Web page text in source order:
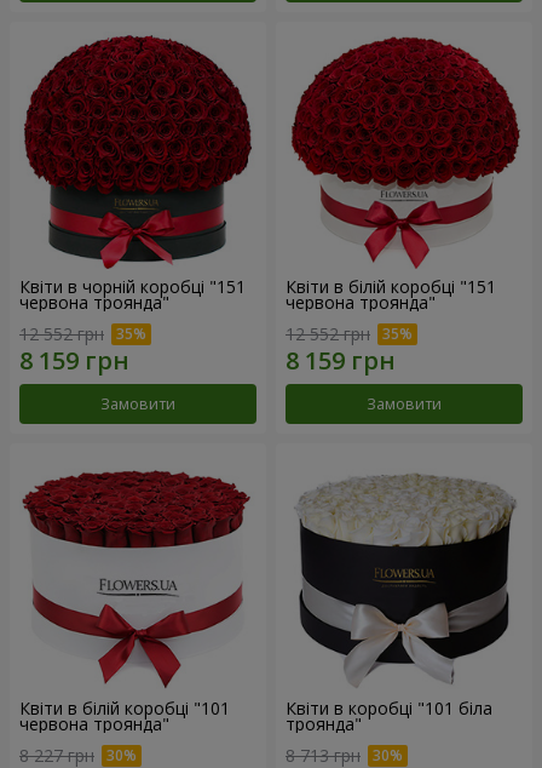
Квіти в чорній коробці "151
червона троянда"
12 552 грн
Замовити
Квіти в білій коробці "151
червона троянда"
12 552 грн
Замовити
Квіти в білій коробці "101
червона троянда"
8 227 грн
Квіти в коробці "101 біла
троянда"
8 713 грн